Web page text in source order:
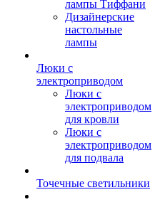
лампы Тиффани
Дизайнерские
настольные
лампы
Люки с
электроприводом
Люки с
электроприводом
для кровли
Люки с
электроприводом
для подвала
Точечные светильники